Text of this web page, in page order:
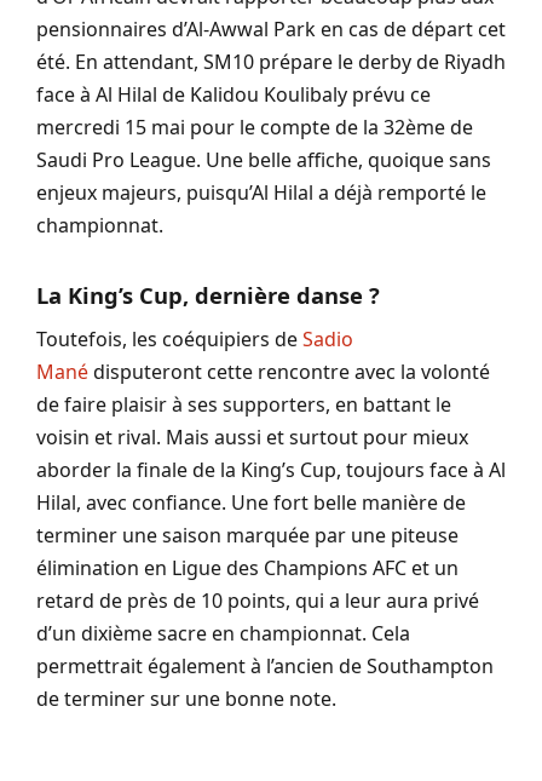
pensionnaires d’Al-Awwal Park en cas de départ cet
été. En attendant, SM10 prépare le derby de Riyadh
face à Al Hilal de Kalidou Koulibaly prévu ce
mercredi 15 mai pour le compte de la 32ème de
Saudi Pro League. Une belle affiche, quoique sans
enjeux majeurs, puisqu’Al Hilal a déjà remporté le
championnat.
La King’s Cup, dernière danse ?
Toutefois, les coéquipiers deSadio
Manédisputeront cette rencontre avec la volonté
de faire plaisir à ses supporters, en battant le
voisin et rival. Mais aussi et surtout pour mieux
aborder la finale de la King’s Cup, toujours face à Al
Hilal, avec confiance. Une fort belle manière de
terminer une saison marquée par une piteuse
élimination en Ligue des Champions AFC et un
retard de près de 10 points, qui a leur aura privé
d’un dixième sacre en championnat. Cela
permettrait également à l’ancien de Southampton
de terminer sur une bonne note.